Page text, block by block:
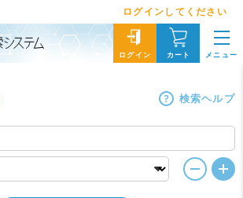
ログインしてください
ログイン カート メニュー
検索ヘルプ